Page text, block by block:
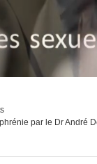
par le Dr André